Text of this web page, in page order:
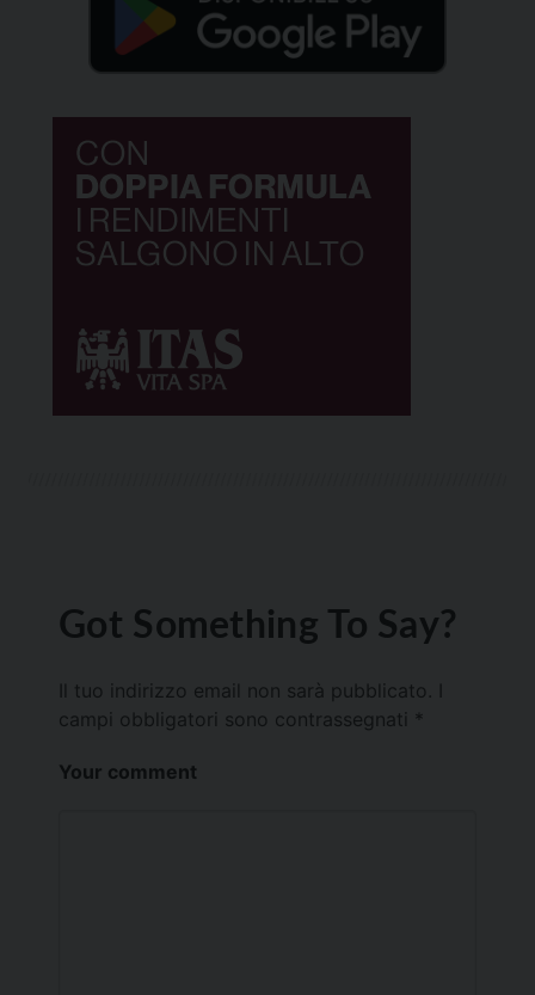
Got Something To Say?
Il tuo indirizzo email non sarà pubblicato.
campi obbligatori sono contrassegnati *
Your comment